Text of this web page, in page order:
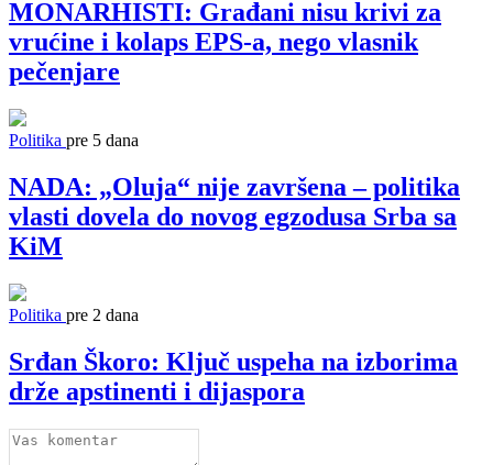
MONARHISTI: Građani nisu krivi za
vrućine i kolaps EPS-a, nego vlasnik
pečenjare
Politika pre 5 dana
NADA: „Oluja“ nije završena – politika
vlasti dovela do novog egzodusa Srba sa
KiM
Politika pre 2 dana
Srđan Škoro: Ključ uspeha na izborima
drže apstinenti i dijaspora